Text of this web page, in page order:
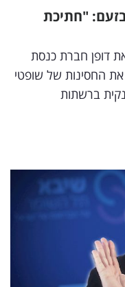
"חתיכת
דופן חברת כנסת
החסינות של שופטי
ברשתות